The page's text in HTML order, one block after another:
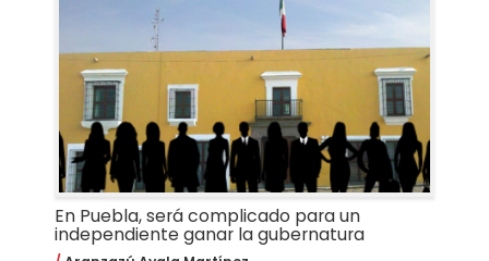
En Puebla, será complicado para un
independiente ganar la gubernatura